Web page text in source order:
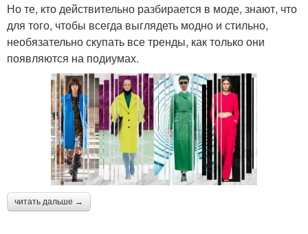
Но те, кто действительно разбирается в моде, знают, что
для того, чтобы всегда выглядеть модно и стильно,
необязательно скупать все тренды, как только они
появляются на подиумах.
читать дальше →